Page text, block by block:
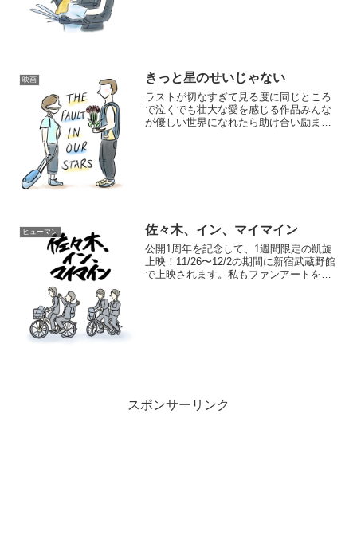
映画 きっと星のせいじゃない
ラストが切なすぎて見る度に同じところ
で泣くでも壮大な愛を感じる作品みんな
が優しい世界になれたら助け合い励まし
ヒューマン 佐々木、イン、マイマイン
公開1周年を記念して、1週間限定の凱旋
上映！11/26〜12/2の期間に新宿武蔵野館
で上映されます。私もファンアートをお
スポンサーリンク